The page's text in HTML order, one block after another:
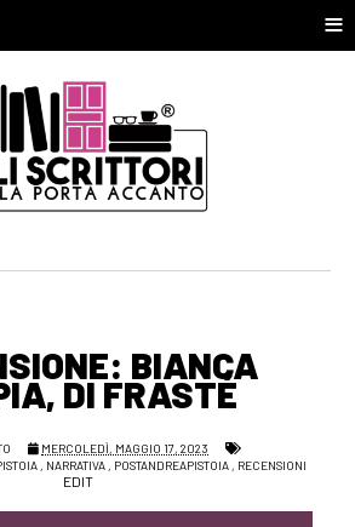
≡
BIANCA
DI FRASTÉ
MERCOLEDÌ, MAGGIO 17, 2023
, NARRATIVA , POSTANDREAPISTOIA , RECENSIONI
EDIT